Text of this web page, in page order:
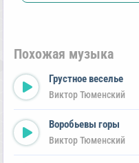
Похожая музыка
Грустное веселье
Виктор Тюменский
Воробьевы горы
Виктор Тюменский